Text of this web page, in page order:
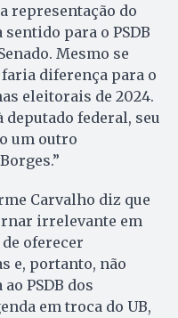
representação do
para o PSDB
Mesmo se
diferença para o
eleitorais de 2024.
federal, seu
um outro
Carvalho diz que
irrelevante em
oferecer
e, portanto, não
PSDB dos
em troca do UB,